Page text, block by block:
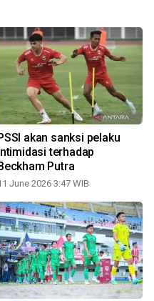
akan sanksi pelaku
terhadap
Putra
June 2026 3:47 WIB